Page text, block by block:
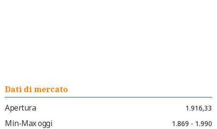
Dati di mercato
Apertura
1.916,33
Min-Max oggi 1.869 - 1.990